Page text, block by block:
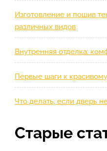
Изготовление и пошив
различных видов
Внутренняя отделка:
Первые шаги к
Что делать, если дверь
Старые